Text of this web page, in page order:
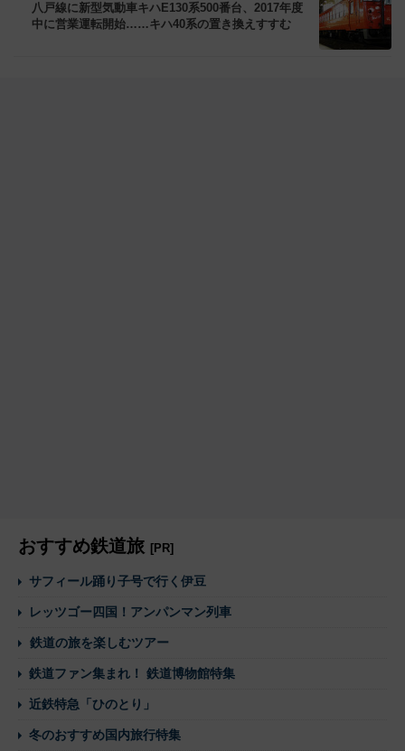
八戸線に新型気動車キハE130系500番台、2017年度
中に営業運転開始……キハ40系の置き換えすすむ
おすすめ鉄道旅 [PR]
サフィール踊り子号で行く伊豆
レッツゴー四国！アンパンマン列車
鉄道の旅を楽しむツアー
鉄道ファン集まれ！ 鉄道博物館特集
近鉄特急「ひのとり」
冬のおすすめ国内旅行特集